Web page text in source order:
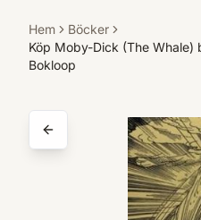
Hem
Böcker
Köp Moby-Dick (The Whale)
Bokloop